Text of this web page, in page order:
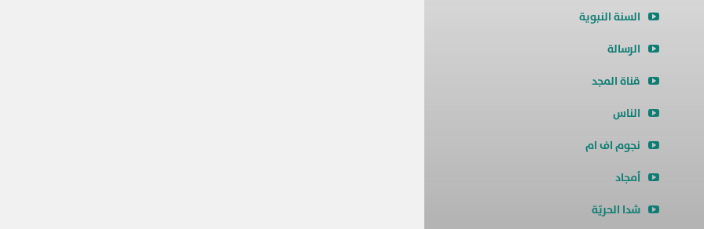
السنة النبوية
الرسالة
قناة المجد
الناس
نجوم اف ام
أمجاد
شدا الحريّة